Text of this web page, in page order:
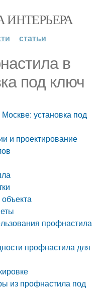
статьи
в
под ключ
установка под
и проектирование
профнастила
профнастила для
из профнастила под